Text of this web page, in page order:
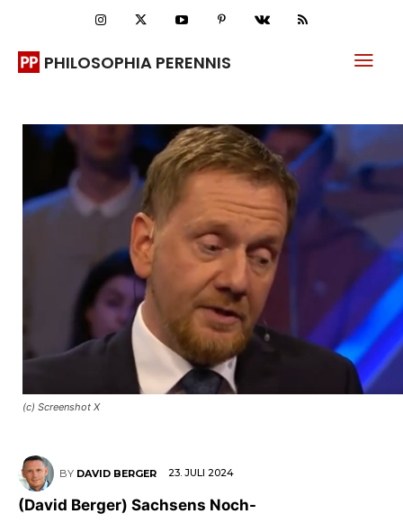
PHILOSOPHIA PERENNIS
(c) Screenshot X
BY DAVID BERGER 23. JULI 2024
(David Berger) Sachsens Noch-